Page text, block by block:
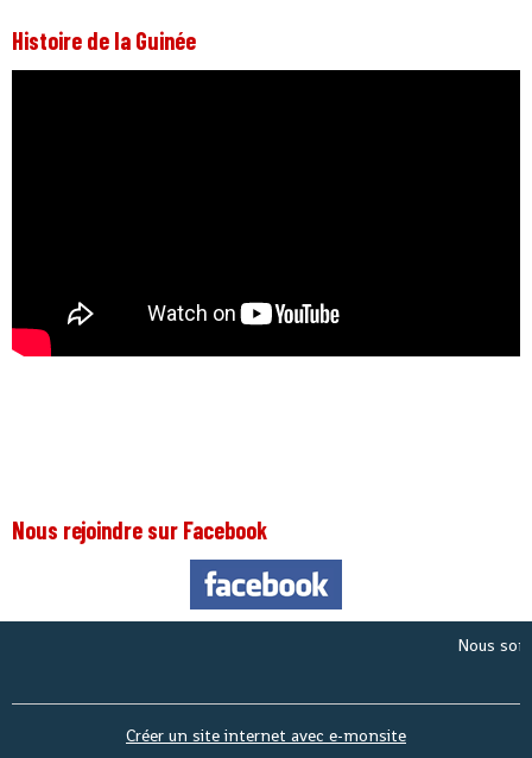
Histoire de la Guinée
Nous rejoindre sur Facebook
Nous sommes
Créer un site internet avec e-monsite